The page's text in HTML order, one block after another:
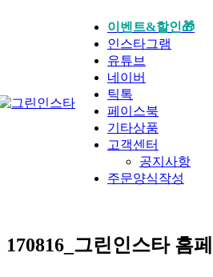
이벤트&할인🎁
인스타그램
유튜브
네이버
틱톡
페이스북
기타상품
고객센터
공지사항
주문양식작성
170816_그린인스타 홈